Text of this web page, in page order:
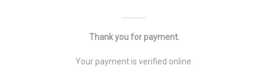
Thank you for payment.
Your payment is verified online.